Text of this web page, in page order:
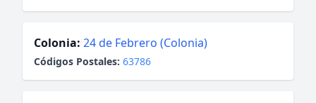
Colonia: 24 de Febrero (Colonia)
Códigos Postales: 63786